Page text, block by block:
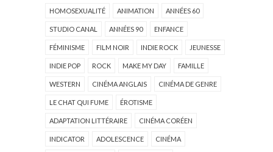
HOMOSEXUALITÉ ANIMATION ANNÉES 60
STUDIO CANAL ANNÉES 90 ENFANCE
FÉMINISME FILM NOIR INDIE ROCK JEUNESSE
INDIE POP ROCK MAKE MY DAY FAMILLE
WESTERN CINÉMA ANGLAIS CINÉMA DE GENRE
LE CHAT QUI FUME ÉROTISME
ADAPTATION LITTÉRAIRE CINÉMA CORÉEN
INDICATOR ADOLESCENCE CINÉMA